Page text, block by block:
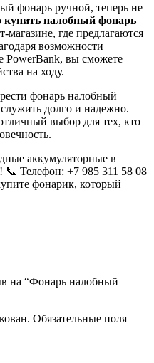
фонарь ручной, теперь не
купить налобный фонарь
магазине, где предлагаются
возможности
PowerBank, вы сможете
на ходу.
фонарь налобный
долго и надежно.
выбор для тех, кто
аккумуляторные в
📞 Телефон: +7 985 311 58 08
фонарик, который
на “Фонарь налобный
Обязательные поля